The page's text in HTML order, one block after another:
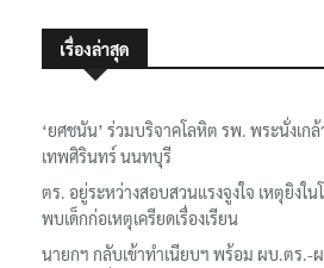
เรื่องล่าสุด
‘ยศชนัน’ ร่วมบริจาคโลหิต รพ. พระนั่งเกล้
เทพศิรินทร์ นนทบุรี
ตร. อยู่ระหว่างสอบสวนแรงจูงใจ เหตุยิงใ
พบเด็กก่อเหตุเครียดเรื่องเรียน
นายกฯ กลับเข้าทำเนียบฯ พร้อม ผบ.ตร.-